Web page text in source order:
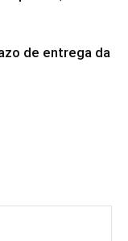
de entrega da